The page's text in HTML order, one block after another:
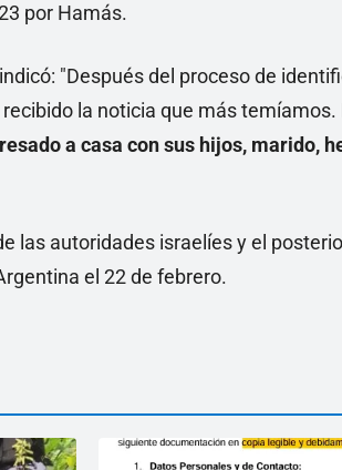
por Hamás.
"Después del proceso de
la noticia que más temíamos.
a casa con sus hijos, marido,
las autoridades israelíes y el
el 22 de febrero.